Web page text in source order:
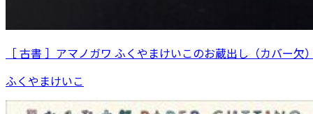
［ 古書 ］アマノガワ ふくやまけいこのお蔵出し（カバー欠
ふくやまけいこ